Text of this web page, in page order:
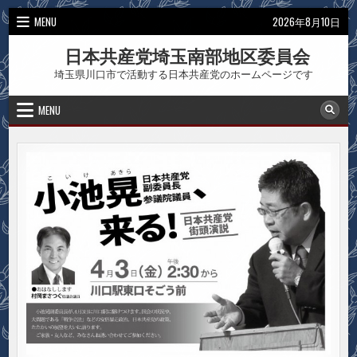
Skip
MENU 2026年8月10日
日本共産党埼玉南部地区委員会
埼玉県川口市で活動する日本共産党のホームページです
MENU